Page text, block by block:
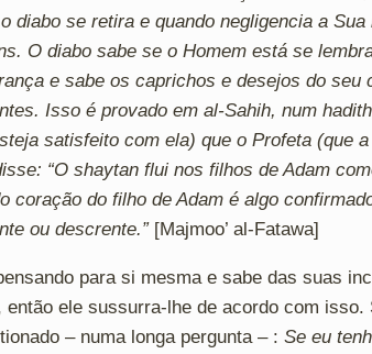
diabo se retira e quando negligencia a Sua
O diabo sabe se o Homem está se
e sabe os caprichos e desejos do seu
Isso é provado em al-Sahih, num hadith
satisfeito com ela) que o Profeta (que
“O shaytan flui nos filhos de Adam
coração do filho de Adam é algo
ou descrente.”[Majmoo’ al-Fatawa]
para si mesma e sabe das suas
ele sussurra-lhe de acordo com isso.
– numa longa pergunta – : Se eu